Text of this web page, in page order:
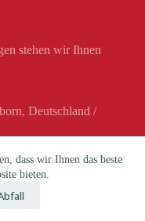
dass wir Ihnen das beste
bieten.
stehen wir Ihnen
Deutschland /